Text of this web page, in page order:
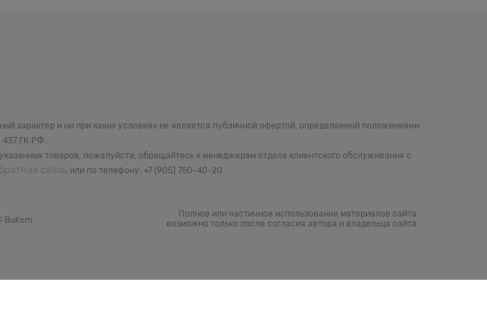
характер и ни при каких условиях не является публичной офертой, определяемой положениями
437 ГК РФ.
товаров, пожалуйста, обращайтесь к менеджерам отдела клиентского обслуживания с
связь или по телефону: +7 (905) 750-40-20
BuKom
Полное или частичное использование материалов сайта
возможно только после согласия автора и владельца сайта